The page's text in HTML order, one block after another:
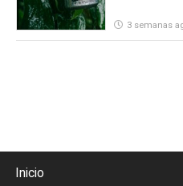
3 semanas
Inicio